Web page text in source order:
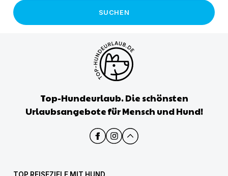
SUCHEN
Top-Hundeurlaub. Die schönsten
Urlaubsangebote für Mensch und Hund!